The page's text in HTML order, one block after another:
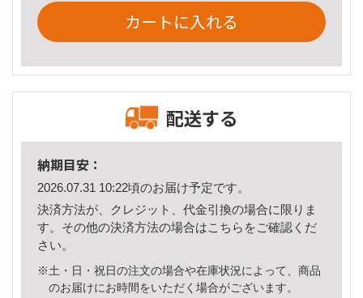
カートに入れる
配送する
納期目安：
2026.07.31 10:22頃のお届け予定です。
決済方法が、クレジット、代金引換の場合に限りま
す。その他の決済方法の場合はこちら をご確認くだ
さい。
※土・日・祝日の注文の場合や在庫状況によって、商品
のお届けにお時間をいただく場合がございます。